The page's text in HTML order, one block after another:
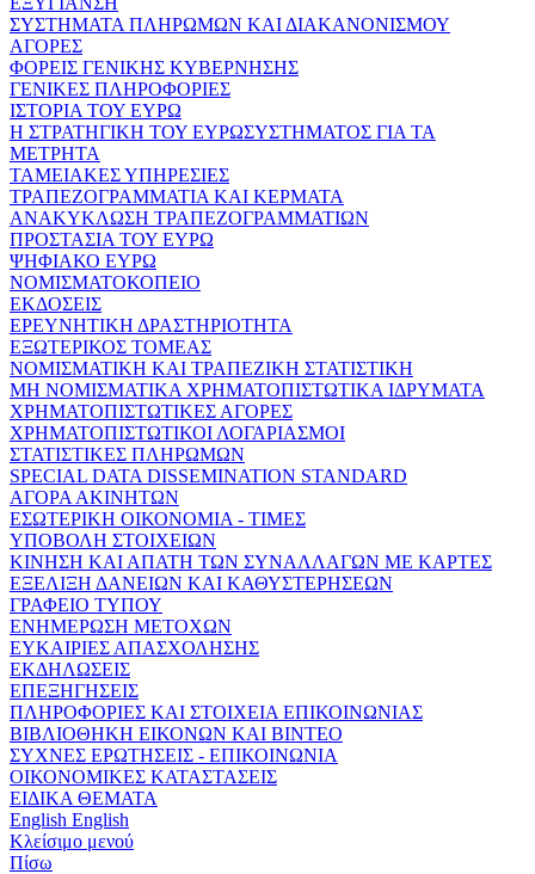
ΣΥΣΤΗΜΑΤΑ ΠΛΗΡΩΜΩΝ ΚΑΙ ΔΙΑΚΑΝΟΝΙΣΜΟΥ
ΑΓΟΡΕΣ
ΦΟΡΕΙΣ ΓΕΝΙΚΗΣ ΚΥΒΕΡΝΗΣΗΣ
ΓΕΝΙΚΕΣ ΠΛΗΡΟΦΟΡΙΕΣ
ΙΣΤΟΡΙΑ ΤΟΥ ΕΥΡΩ
Η ΣΤΡΑΤΗΓΙΚΗ ΤΟΥ ΕΥΡΩΣΥΣΤΗΜΑΤΟΣ ΓΙΑ ΤΑ
ΜΕΤΡΗΤΑ
ΤΑΜΕΙΑΚΕΣ ΥΠΗΡΕΣΙΕΣ
ΤΡΑΠΕΖΟΓΡΑΜΜΑΤΙΑ ΚΑΙ ΚΕΡΜΑΤΑ
ΑΝΑΚΥΚΛΩΣΗ ΤΡΑΠΕΖΟΓΡΑΜΜΑΤΙΩΝ
ΠΡΟΣΤΑΣΙΑ ΤΟΥ ΕΥΡΩ
ΨΗΦΙΑΚΟ ΕΥΡΩ
ΝΟΜΙΣΜΑΤΟΚΟΠΕΙΟ
ΕΚΔΟΣΕΙΣ
ΕΡΕΥΝΗΤΙΚΗ ΔΡΑΣΤΗΡΙΟΤΗΤΑ
ΕΞΩΤΕΡΙΚΟΣ ΤΟΜΕΑΣ
ΝΟΜΙΣΜΑΤΙΚΗ ΚΑΙ ΤΡΑΠΕΖΙΚΗ ΣΤΑΤΙΣΤΙΚΗ
ΜΗ ΝΟΜΙΣΜΑΤΙΚΑ ΧΡΗΜΑΤΟΠΙΣΤΩΤΙΚΑ ΙΔΡΥΜΑΤΑ
ΧΡΗΜΑΤΟΠΙΣΤΩΤΙΚΕΣ ΑΓΟΡΕΣ
ΧΡΗΜΑΤΟΠΙΣΤΩΤΙΚΟΙ ΛΟΓΑΡΙΑΣΜΟΙ
ΣΤΑΤΙΣΤΙΚΕΣ ΠΛΗΡΩΜΩΝ
SPECIAL DATA DISSEMINATION STANDARD
ΑΓΟΡΑ ΑΚΙΝΗΤΩΝ
ΕΣΩΤΕΡΙΚΗ ΟΙΚΟΝΟΜΙΑ - ΤΙΜΕΣ
ΥΠΟΒΟΛΗ ΣΤΟΙΧΕΙΩΝ
ΚΙΝΗΣΗ ΚΑΙ ΑΠΑΤΗ ΤΩΝ ΣΥΝΑΛΛΑΓΩΝ ΜΕ ΚΑΡΤΕΣ
ΕΞΕΛΙΞΗ ΔΑΝΕΙΩΝ ΚΑΙ ΚΑΘΥΣΤΕΡΗΣΕΩΝ
ΓΡΑΦΕΙΟ ΤΥΠΟΥ
ΕΝΗΜΕΡΩΣΗ ΜΕΤΟΧΩΝ
ΕΥΚΑΙΡΙΕΣ ΑΠΑΣΧΟΛΗΣΗΣ
ΕΚΔΗΛΩΣΕΙΣ
ΕΠΕΞΗΓΗΣΕΙΣ
ΠΛΗΡΟΦΟΡΙΕΣ ΚΑΙ ΣΤΟΙΧΕΙΑ ΕΠΙΚΟΙΝΩΝΙΑΣ
ΒΙΒΛΙΟΘΗΚΗ ΕΙΚΟΝΩΝ ΚΑΙ ΒΙΝΤΕΟ
ΣΥΧΝΕΣ ΕΡΩΤΗΣΕΙΣ - ΕΠΙΚΟΙΝΩΝΙΑ
ΟΙΚΟΝΟΜΙΚΕΣ ΚΑΤΑΣΤΑΣΕΙΣ
ΕΙΔΙΚΑ ΘΕΜΑΤΑ
English English
Κλείσιμο μενού
Πίσω